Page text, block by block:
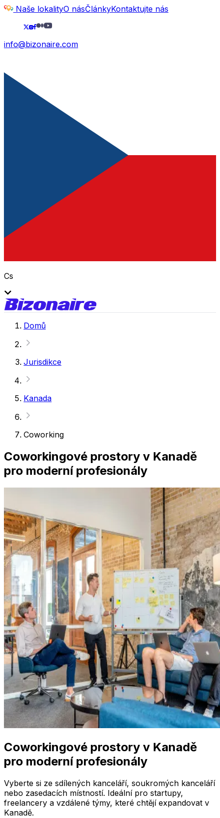
Naše lokalityO násČlánkyKontaktujte nás
info@bizonaire.com
Cs
Domů
Jurisdikce
Kanada
Coworking
Coworkingové prostory v Kanadě
pro moderní profesionály
Coworkingové prostory v Kanadě
pro moderní profesionály
Vyberte si ze sdílených kanceláří, soukromých kanceláří
nebo zasedacích místností. Ideální pro startupy,
freelancery a vzdálené týmy, které chtějí expandovat v
Kanadě.